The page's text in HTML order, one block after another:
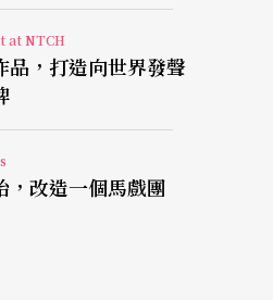
at NTCH
品，打造向世界發聲
，改造一個馬戲團